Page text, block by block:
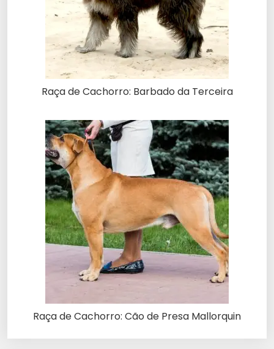
Raça de Cachorro: Barbado da Terceira
Raça de Cachorro: Cão de Presa Mallorquin